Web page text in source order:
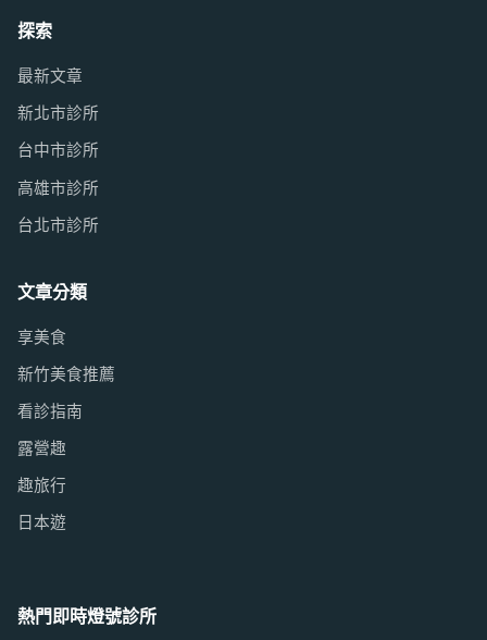
探索
最新文章
新北市診所
台中市診所
高雄市診所
台北市診所
文章分類
享美食
新竹美食推薦
看診指南
露營趣
趣旅行
日本遊
熱門即時燈號診所